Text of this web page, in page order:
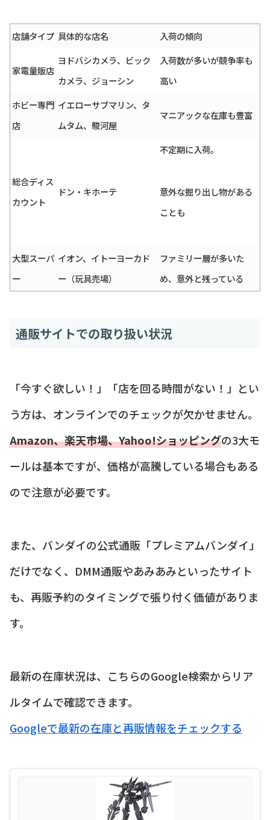
店舗タイプ 具体的な店名 入荷の傾向
家電量販店
ヨドバシカメラ、ビック
カメラ、ジョーシン
入荷数が多いが競争率も
高い
ホビー専門
店
イエローサブマリン、タ
ムタム、駿河屋
マニアックな在庫も豊富
総合ディス
カウント
ドン・キホーテ
不定期に入荷。
意外な掘り出し物がある
ことも
大型スーパ
ー
イオン、イトーヨーカド
ー（玩具売場）
ファミリー層が多いた
め、意外と残っている
通販サイトでの取り扱い状況
「今すぐ欲しい！」「店を回る時間がない！」とい
う方は、オンラインでのチェックが欠かせません。
Amazon、楽天市場、Yahoo!ショッピングの3大モ
ールは基本ですが、価格が高騰している場合もある
ので注意が必要です。
また、バンダイの公式通販「プレミアムバンダイ」
だけでなく、DMM通販やあみあみといったサイト
も、再販予約のタイミングで張り付く価値がありま
す。
最新の在庫状況は、こちらのGoogle検索からリア
ルタイムで確認できます。
Googleで最新の在庫と再販情報をチェックする